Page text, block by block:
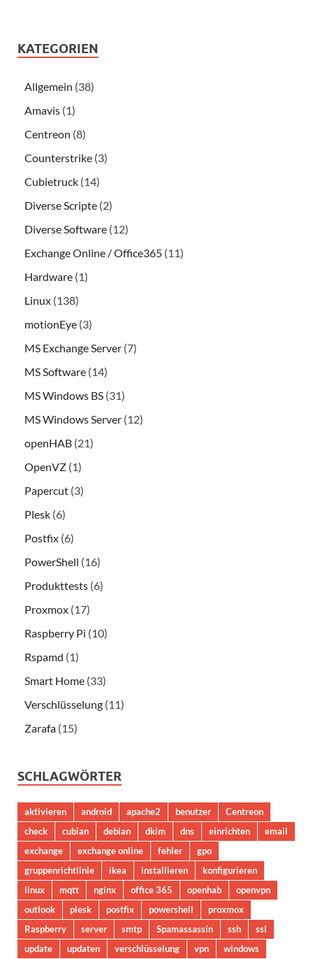
KATEGORIEN
Allgemein (38)
Amavis (1)
Centreon (8)
Counterstrike (3)
Cubietruck (14)
Diverse Scripte (2)
Diverse Software (12)
Exchange Online / Office365 (11)
Hardware (1)
Linux (138)
motionEye (3)
MS Exchange Server (7)
MS Software (14)
MS Windows BS (31)
MS Windows Server (12)
openHAB (21)
OpenVZ (1)
Papercut (3)
Plesk (6)
Postfix (6)
PowerShell (16)
Produkttests (6)
Proxmox (17)
Raspberry Pi (10)
Rspamd (1)
Smart Home (33)
Verschlüsselung (11)
Zarafa (15)
SCHLAGWÖRTER
aktivieren android apache2 benutzer
Centreon
check
cubian debian dkim dns einrichten
email
exchange
exchange online fehler
gpo
gruppenrichtlinie
ikea installieren
konfigurieren
linux
mqtt nginx office 365 openhab
openvpn
outlook
plesk postfix powershell
proxmox
Raspberry
server smtp Spamassassin ssh
ssl
update
updaten verschlüsselung vpn windows